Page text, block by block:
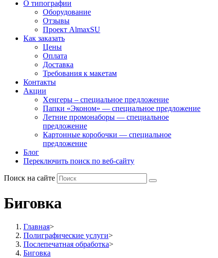
О типографии
Оборудование
Отзывы
Проект AlmaxSU
Как заказать
Цены
Оплата
Доставка
Требования к макетам
Контакты
Акции
Хенгеры – специальное предложение
Папки «Эконом» — специальное предложение
Летние промонаборы — специальное
предложение
Картонные коробочки — специальное
предложение
Блог
Переключить поиск по веб-сайту
Поиск на сайте
Биговка
Главная>
Полиграфические услуги>
Послепечатная обработка>
Биговка